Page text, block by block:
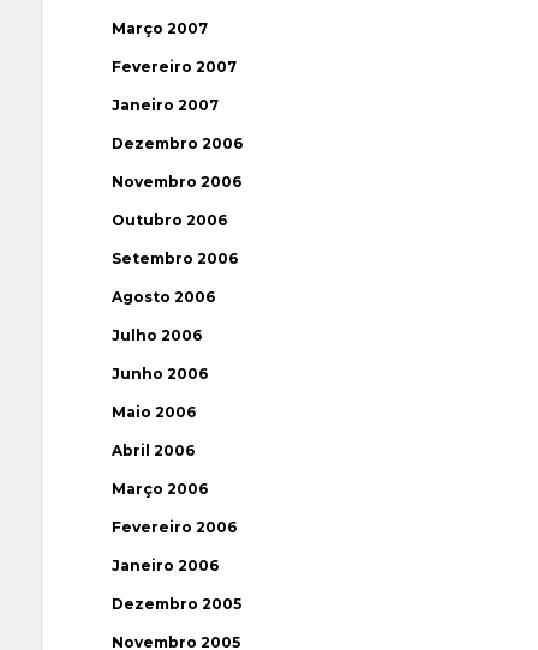
Março 2007
Fevereiro 2007
Janeiro 2007
Dezembro 2006
Novembro 2006
Outubro 2006
Setembro 2006
Agosto 2006
Julho 2006
Junho 2006
Maio 2006
Abril 2006
Março 2006
Fevereiro 2006
Janeiro 2006
Dezembro 2005
Novembro 2005